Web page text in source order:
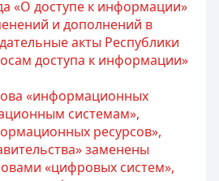
«О доступе к информации»
и дополнений в
акты Республики
доступа к информации»
«информационных
системам»,
ресурсов»,
заменены
«цифровых систем»,